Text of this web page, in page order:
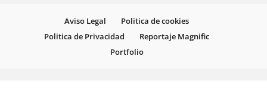
Aviso Legal
Politica de cookies
Politica de Privacidad
Reportaje Magnific
Portfolio